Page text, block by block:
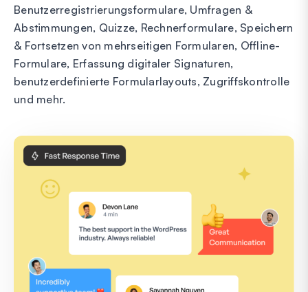
Benutzerregistrierungsformulare, Umfragen &
Abstimmungen, Quizze, Rechnerformulare, Speichern
& Fortsetzen von mehrseitigen Formularen, Offline-
Formulare, Erfassung digitaler Signaturen,
benutzerdefinierte Formularlayouts, Zugriffskontrolle
und mehr.